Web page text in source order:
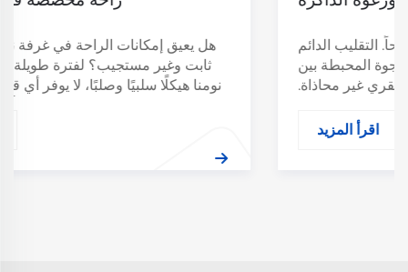
هل يعيق إمكانات الراحة في غرفة نومك إطار سرير
ثابت وغير مستجيب؟ لفترة طويلة جدًا، كان أساس
نومنا هيكلًا سلبيًا وصلبًا، لا يوفر أي قدرة على التكيّف